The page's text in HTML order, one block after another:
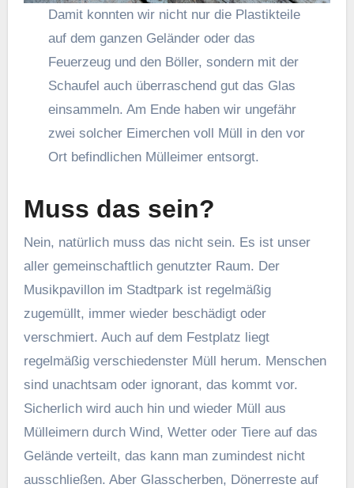
Damit konnten wir nicht nur die Plastikteile
auf dem ganzen Geländer oder das
Feuerzeug und den Böller, sondern mit der
Schaufel auch überraschend gut das Glas
einsammeln. Am Ende haben wir ungefähr
zwei solcher Eimerchen voll Müll in den vor
Ort befindlichen Mülleimer entsorgt.
Muss das sein?
Nein, natürlich muss das nicht sein. Es ist unser
aller gemeinschaftlich genutzter Raum. Der
Musikpavillon im Stadtpark ist regelmäßig
zugemüllt, immer wieder beschädigt oder
verschmiert. Auch auf dem Festplatz liegt
regelmäßig verschiedenster Müll herum. Menschen
sind unachtsam oder ignorant, das kommt vor.
Sicherlich wird auch hin und wieder Müll aus
Mülleimern durch Wind, Wetter oder Tiere auf das
Gelände verteilt, das kann man zumindest nicht
ausschließen. Aber Glasscherben, Dönerreste auf